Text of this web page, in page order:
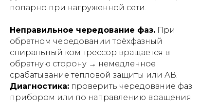
попарно при нагруженной сети.
Неправильное чередование фаз. При
обратном чередовании трёхфазный
спиральный компрессор вращается в
обратную сторону → немедленное
срабатывание тепловой защиты или АВ.
Диагностика: проверить чередование фаз
прибором или по направлению вращения